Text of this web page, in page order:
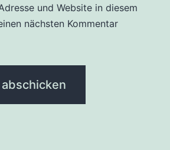
und Website in diesem
nächsten Kommentar